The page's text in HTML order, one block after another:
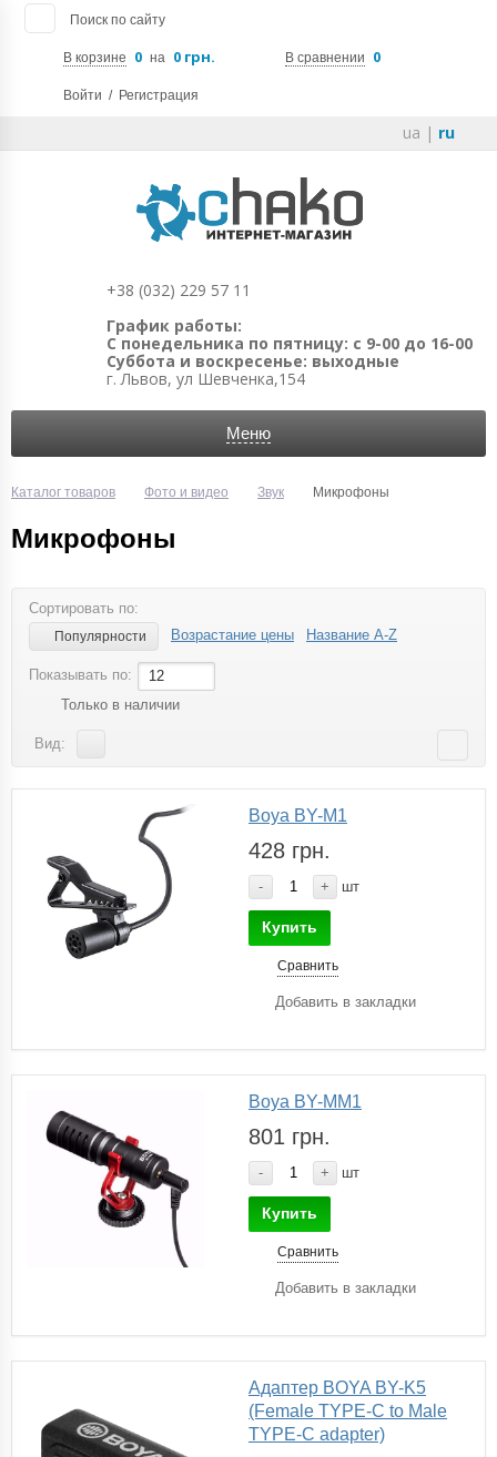
Поиск по сайту
В корзине 0 на 0 грн. В сравнении 0
Войти / Регистрация
ua | ru
+38 (032) 229 57 11
График работы:
С понедельника по пятницу: с 9-00 до 16-00
Суббота и воскресенье: выходные
г. Львов, ул Шевченка,154
Меню
Каталог товаров Фото и видео Звук Микрофоны
Микрофоны
Сортировать по:
Популярности Возрастание цены Название A-Z
Показывать по:
12
Только в наличии
Вид:
Boya BY-M1
428 грн.
- + шт
Купить
Сравнить
Добавить в закладки
Boya BY-MM1
801 грн.
- + шт
Купить
Сравнить
Добавить в закладки
Адаптер BOYA BY-K5
(Female TYPE-C to Male
TYPE-C adapter)